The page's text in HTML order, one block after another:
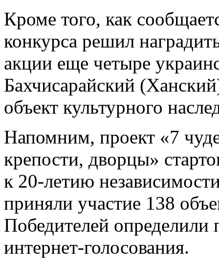
Кроме того, как
конкурса решил
акции еще четыре
Бахчисарайский
объект культурного
Напомним, проект «7
крепости, дворцы»
к 20-летию
приняли участие 138
Победителей определили
интернет-голосования.